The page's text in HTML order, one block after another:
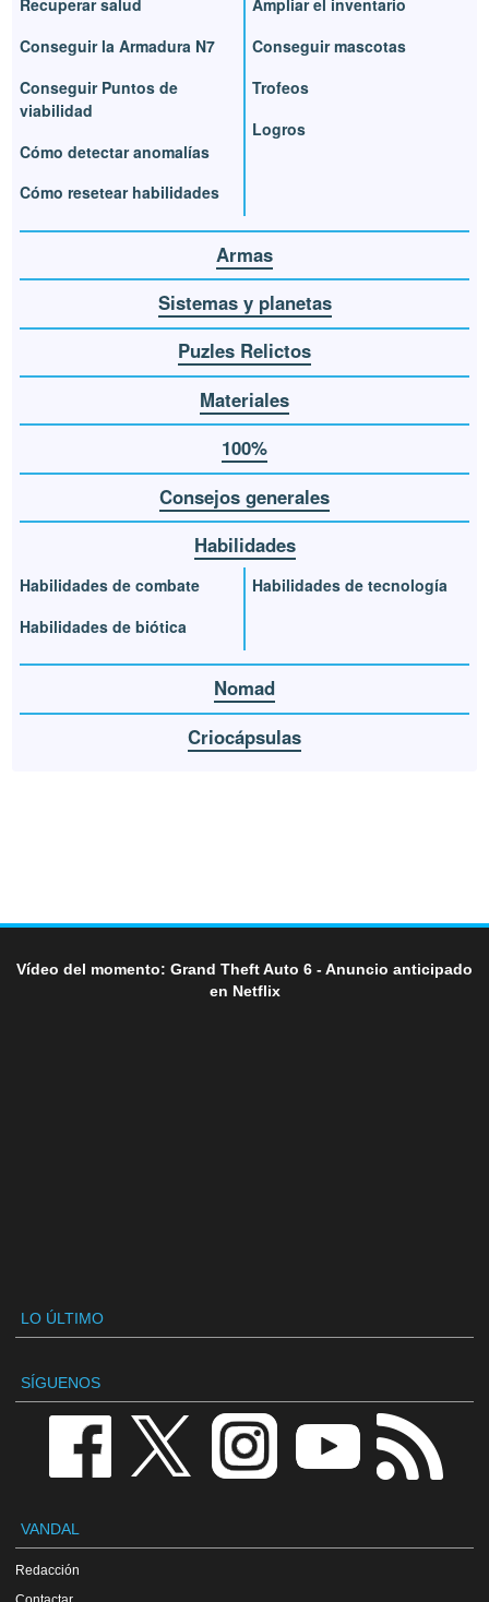
Recuperar salud
Conseguir la Armadura N7
Conseguir Puntos de
viabilidad
Cómo detectar anomalías
Cómo resetear habilidades
Ampliar el inventario
Conseguir mascotas
Trofeos
Logros
Armas
Sistemas y planetas
Puzles Relictos
Materiales
100%
Consejos generales
Habilidades
Habilidades de combate
Habilidades de biótica
Habilidades de tecnología
Nomad
Criocápsulas
Vídeo del momento: Grand Theft Auto 6 - Anuncio anticipado
en Netflix
LO ÚLTIMO
SÍGUENOS
VANDAL
Redacción